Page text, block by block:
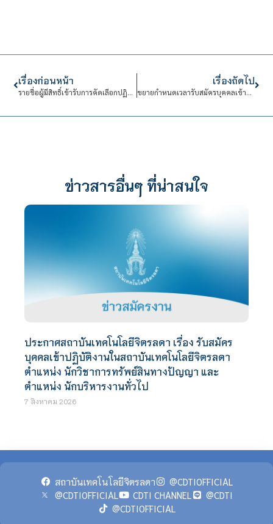
เรื่องก่อนหน้า
รายชื่อผู้มีสิทธิ์เข้ารับการคัดเลือกปฏิบัติงานในสถาบันเทคโนโลยีจิตรลดา (สังกัดงานบริหารทั่วไปและสื่อสารองค์กร ตำแหน่งนักบริหารงานทั่วไป)
เรื่องถัดไป
ขยายกำหนดเวลารับสมัครบุคคลเข้าปฏิบัติงานในสถาบันเทคโนโลยีจิตรลดา (สังกัดโรงเรียนจิตรลดาวิชาชีพ ครู จำนวน 2 ตำแหน่ง)
ข่าวสารอื่นๆ ที่น่าสนใจ
ประกาศสถาบันเทคโนโลยีจิตรลดา เรื่อง รับสมัคร
บุคคลเข้าปฏิบัติงานในสถาบันเทคโนโลยีจิตรลดา
ตำแหน่ง นักวิชาการทรัพย์สินทางปัญญา และ
ตำแหน่ง นักบริหารงานทั่วไป
7 สิงหาคม 2026
สถาบันเทคโนโลยีจิตรลดา
@CDTIOFFICIAL
@CDTIOFFICIAL
CDTI CHANNEL
@CDTI
@CDTIOFFICIAL